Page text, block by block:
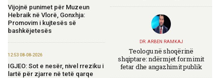
Vijojnë punimet për Muzeun
Hebraik në Vlorë, Gonxhja:
Promovim i kujtesës së
bashkëjetesës
12:53 08-08-2026
IGJEO: Sot e nesër, nivel rreziku i
lartë për zjarre në tetë qarqe
DR. ARBEN RAMKAJ
Teologu në shoqërinë
shqiptare: ndërmjet formimit
fetar dhe angazhimit publik